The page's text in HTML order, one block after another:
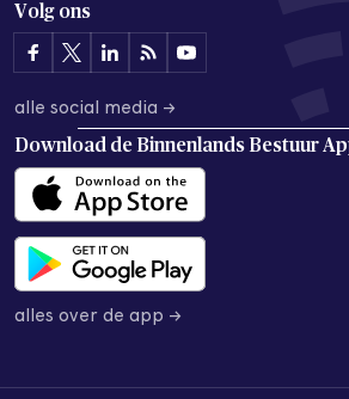
Volg ons
alle social media →
Download de Binnenlands Bestuur
alles over de app →